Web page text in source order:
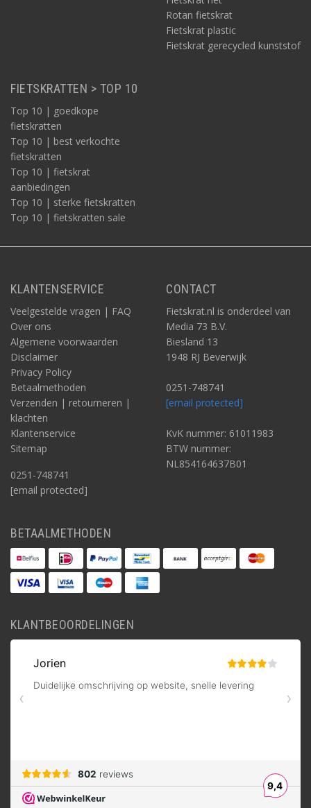
Rotan fietskrat
Fietskrat plastic
Fietskrat gerecycled kunststof
FIETSKRATTEN > TOP 10
Top 10 | goedkope
fietskratten
Top 10 | best verkochte
fietskratten
Top 10 | fietskrat
aanbiedingen
Top 10 | sterke fietskratten
Top 10 | fietskratten sale
KLANTENSERVICE
Veelgestelde vragen | FAQ
Over ons
Algemene voorwaarden
Disclaimer
Privacy Policy
Betaalmethoden
Verzenden | retourneren |
klachten
Klantenservice
Sitemap
0251-748741
[email protected]
CONTACT
Fietskrat.nl is onderdeel van
Media 73 B.V.
Biesland 13
1948 RJ Beverwijk
0251-748741
[email protected]
KvK nummer: 61011983
BTW nummer:
NL854164637B01
BETAALMETHODEN
KLANTBEOORDELINGEN